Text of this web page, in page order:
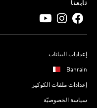
تابعنا
إعدادات البيانات
Bahrain
إعدادات ملفات الكوكيز
سياسة الخصوصيّة